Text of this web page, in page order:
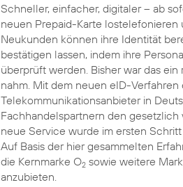
Schneller, einfacher, digitaler – ab
neuen Prepaid-Karte
Neukunden können ihre Identität
bestätigen lassen, indem ihre
überprüft werden. Bisher war das
nahm. Mit dem neuen eID-
Telekommunikationsanbieter in
Fachhandelspartnern den
neue Service wurde im ersten
Auf Basis der hier gesammelten
die Kernmarke O2 sowie weitere
anzubieten.